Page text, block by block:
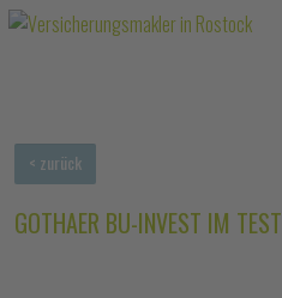
< zurück
GOTHAER BU-INVEST IM TEST